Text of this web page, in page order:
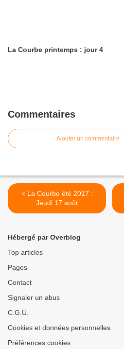
La Courbe printemps : jour 4
Commentaires
Ajouter un commentaire
< La Courbe été 2017 :
Jeudi 17 août
Hébergé par Overblog
Top articles
Pages
Contact
Signaler un abus
C.G.U.
Cookies et données personnelles
Préférences cookies